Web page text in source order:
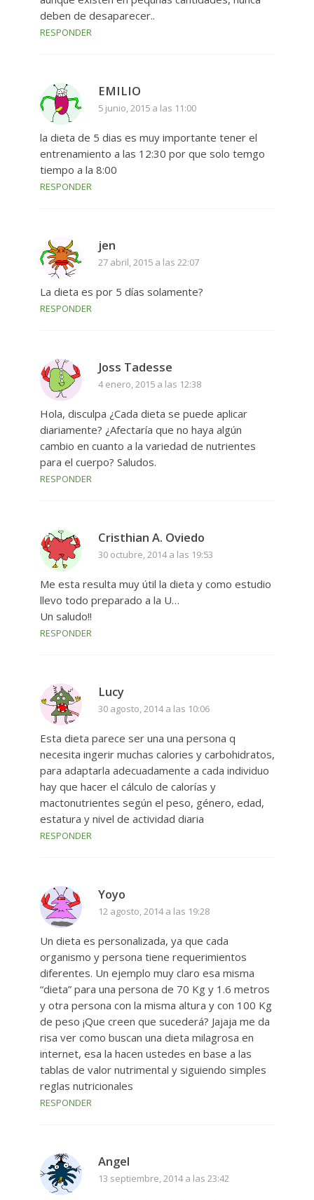
deben de desaparecer..
RESPONDER
EMILIO
5 junio, 2015 a las 11:00
la dieta de 5 dias es muy importante tener el
entrenamiento a las 12:30 por que solo temgo
tiempo a la 8:00
RESPONDER
jen
27 abril, 2015 a las 22:07
La dieta es por 5 días solamente?
RESPONDER
Joss Tadesse
4 enero, 2015 a las 12:38
Hola, disculpa ¿Cada dieta se puede aplicar
diariamente? ¿Afectaría que no haya algún
cambio en cuanto a la variedad de nutrientes
para el cuerpo? Saludos.
RESPONDER
Cristhian A. Oviedo
30 octubre, 2014 a las 19:53
Me esta resulta muy útil la dieta y como estudio
llevo todo preparado a la U…
Un saludo!!
RESPONDER
Lucy
30 agosto, 2014 a las 10:06
Esta dieta parece ser una una persona q
necesita ingerir muchas calories y carbohidratos,
para adaptarla adecuadamente a cada individuo
hay que hacer el cálculo de calorías y
mactonutrientes según el peso, género, edad,
estatura y nivel de actividad diaria
RESPONDER
Yoyo
12 agosto, 2014 a las 19:28
Un dieta es personalizada, ya que cada
organismo y persona tiene requerimientos
diferentes. Un ejemplo muy claro esa misma
“dieta” para una persona de 70 Kg y 1.6 metros
y otra persona con la misma altura y con 100 Kg
de peso ¡Que creen que sucederá? Jajaja me da
risa ver como buscan una dieta milagrosa en
internet, esa la hacen ustedes en base a las
tablas de valor nutrimental y siguiendo simples
reglas nutricionales
RESPONDER
Angel
13 septiembre, 2014 a las 23:42